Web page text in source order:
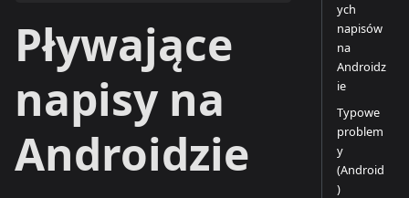
Pływające
napisy na
Androidzie
ych
napisów
na
Androidz
ie
Typowe
problem
y
(Android
)